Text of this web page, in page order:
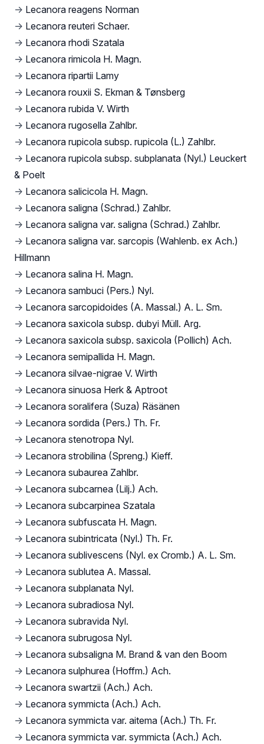
→ Lecanora reagens Norman
→ Lecanora reuteri Schaer.
→ Lecanora rhodi Szatala
→ Lecanora rimicola H. Magn.
→ Lecanora ripartii Lamy
→ Lecanora rouxii S. Ekman & Tønsberg
→ Lecanora rubida V. Wirth
→ Lecanora rugosella Zahlbr.
→ Lecanora rupicola subsp. rupicola (L.) Zahlbr.
→ Lecanora rupicola subsp. subplanata (Nyl.) Leuckert
& Poelt
→ Lecanora salicicola H. Magn.
→ Lecanora saligna (Schrad.) Zahlbr.
→ Lecanora saligna var. saligna (Schrad.) Zahlbr.
→ Lecanora saligna var. sarcopis (Wahlenb. ex Ach.)
Hillmann
→ Lecanora salina H. Magn.
→ Lecanora sambuci (Pers.) Nyl.
→ Lecanora sarcopidoides (A. Massal.) A. L. Sm.
→ Lecanora saxicola subsp. dubyi Müll. Arg.
→ Lecanora saxicola subsp. saxicola (Pollich) Ach.
→ Lecanora semipallida H. Magn.
→ Lecanora silvae-nigrae V. Wirth
→ Lecanora sinuosa Herk & Aptroot
→ Lecanora soralifera (Suza) Räsänen
→ Lecanora sordida (Pers.) Th. Fr.
→ Lecanora stenotropa Nyl.
→ Lecanora strobilina (Spreng.) Kieff.
→ Lecanora subaurea Zahlbr.
→ Lecanora subcarnea (Lilj.) Ach.
→ Lecanora subcarpinea Szatala
→ Lecanora subfuscata H. Magn.
→ Lecanora subintricata (Nyl.) Th. Fr.
→ Lecanora sublivescens (Nyl. ex Cromb.) A. L. Sm.
→ Lecanora sublutea A. Massal.
→ Lecanora subplanata Nyl.
→ Lecanora subradiosa Nyl.
→ Lecanora subravida Nyl.
→ Lecanora subrugosa Nyl.
→ Lecanora subsaligna M. Brand & van den Boom
→ Lecanora sulphurea (Hoffm.) Ach.
→ Lecanora swartzii (Ach.) Ach.
→ Lecanora symmicta (Ach.) Ach.
→ Lecanora symmicta var. aitema (Ach.) Th. Fr.
→ Lecanora symmicta var. symmicta (Ach.) Ach.